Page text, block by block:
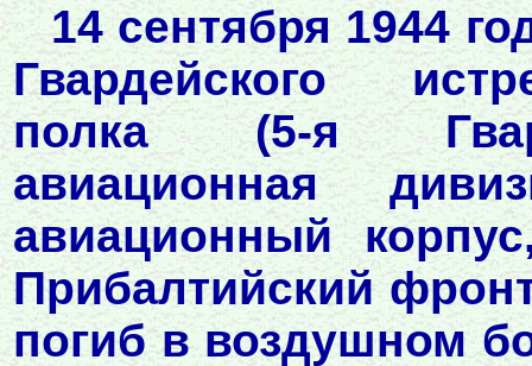
14 сентября 1944
Гвардейского
полка (5-я
авиационная
авиационный
Прибалтийский
погиб в воздушном